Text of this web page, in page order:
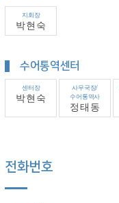
지회장
박현숙
수어통역센터
센터장
박현숙
사무국장/
수어통역사
정태동
전화번호